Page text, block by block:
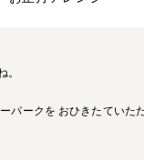
。
パークを おひきたていた